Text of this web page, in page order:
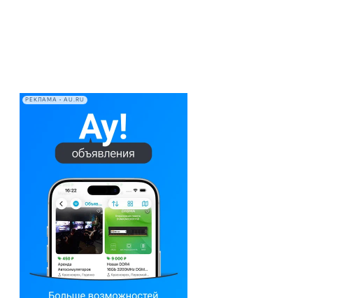
РЕКЛАМА • AU.RU